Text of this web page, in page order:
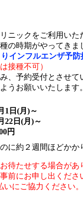
ニックをご利用いた
の時期がやってきま
りインフルエンザ予
接種不可）
、予約受付とさせて
うお願いいたします。
1日(月)～
22日(月)～
円
に約２週間ほどかか
待たせする場合があ
前にお申し出くださ
にご協力ください。